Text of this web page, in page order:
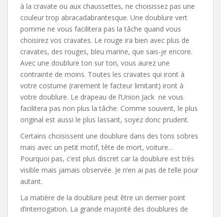
à la cravate ou aux chaussettes, ne choisissez pas une
couleur trop abracadabrantesque. Une doublure vert
pomme ne vous facilitera pas la tâche quand vous
choisirez vos cravates. Le rouge ira bien avec plus de
cravates, des rouges, bleu marine, que sais-je encore.
Avec une doublure ton sur ton, vous aurez une
contrainte de moins. Toutes les cravates qui iront à
votre costume (rarement le facteur limitant) iront à
votre doublure. Le drapeau de l’Union Jack ne vous
facilitera pas non plus la tâche. Comme souvent, le plus
original est aussi le plus lassant, soyez donc prudent.
Certains choisissent une doublure dans des tons sobres
mais avec un petit motif, tête de mort, voiture…
Pourquoi pas, c’est plus discret car la doublure est très
visible mais jamais observée. Je n’en ai pas de telle pour
autant.
La matière de la doublure peut être un dernier point
d’interrogation. La grande majorité des doublures de